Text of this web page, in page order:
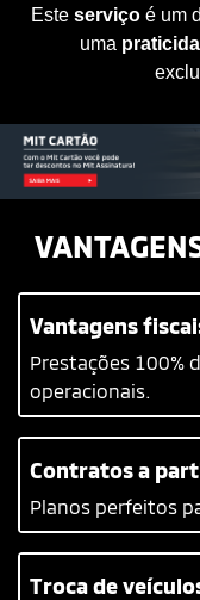
Esteserviçoé um
uma
Vantagens
Prestações 100%
operacionais.
Contratos a
Planos perfeitos
Troca de